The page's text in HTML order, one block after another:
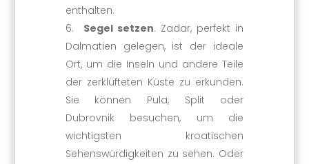
enthalten.
Segel setzen. Zadar, perfekt in
Dalmatien gelegen, ist der ideale
Ort, um die Inseln und andere Teile
der zerklüfteten Küste zu erkunden.
Sie können Pula, Split oder
Dubrovnik besuchen, um die
wichtigsten kroatischen
Sehenswürdigkeiten zu sehen. Oder